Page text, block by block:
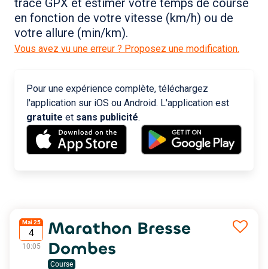
tracé GPX et estimer votre temps de course
en fonction de votre vitesse (km/h) ou de
votre allure (min/km).
Vous avez vu une erreur ? Proposez une modification.
Pour une expérience complète, téléchargez
l'application sur iOS ou Android. L'application est
gratuite et sans publicité.